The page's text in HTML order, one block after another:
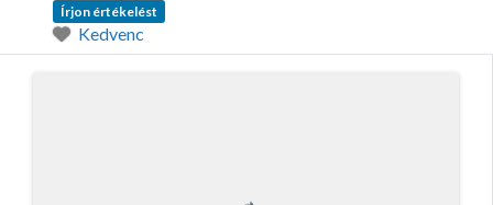
Írjon értékelést
Kedvenc